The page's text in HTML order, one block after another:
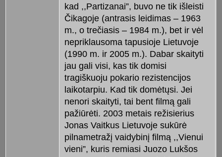
kad ,,Partizanai”, buvo ne tik išleisti
Čikagoje (antrasis leidimas – 1963
m., o trečiasis – 1984 m.), bet ir vėl
nepriklausoma tapusioje Lietuvoje
(1990 m. ir 2005 m.). Dabar skaityti
jau gali visi, kas tik domisi
tragiškuoju pokario rezistencijos
laikotarpiu. Kad tik domėtųsi. Jei
nenori skaityti, tai bent filmą gali
pažiūrėti. 2003 metais režisierius
Jonas Vaitkus Lietuvoje sukūrė
pilnametražį vaidybinį filmą ,,Vienui
vieni”, kuris remiasi Juozo Lukšos